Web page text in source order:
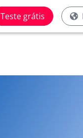
Teste grátis